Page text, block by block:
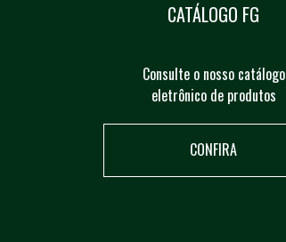
CATÁLOGO FG
Consulte o nosso catálogo
eletrônico de produtos
CONFIRA